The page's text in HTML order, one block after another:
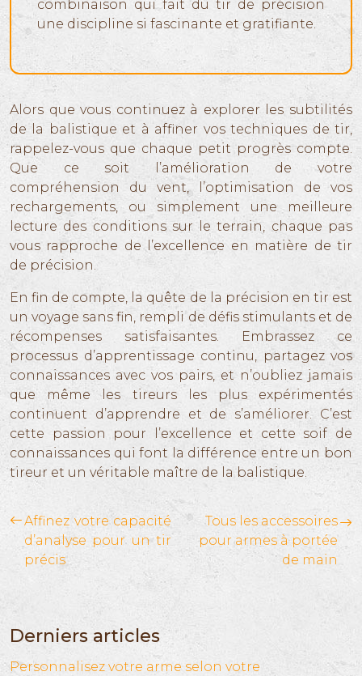
combinaison qui fait du tir de précision
une discipline si fascinante et gratifiante.
Alors que vous continuez à explorer les subtilités
de la balistique et à affiner vos techniques de tir,
rappelez-vous que chaque petit progrès compte.
Que ce soit l’amélioration de votre
compréhension du vent, l’optimisation de vos
rechargements, ou simplement une meilleure
lecture des conditions sur le terrain, chaque pas
vous rapproche de l’excellence en matière de tir
de précision.
En fin de compte, la quête de la précision en tir est
un voyage sans fin, rempli de défis stimulants et de
récompenses satisfaisantes. Embrassez ce
processus d’apprentissage continu, partagez vos
connaissances avec vos pairs, et n’oubliez jamais
que même les tireurs les plus expérimentés
continuent d’apprendre et de s’améliorer. C’est
cette passion pour l’excellence et cette soif de
connaissances qui font la différence entre un bon
tireur et un véritable maître de la balistique.
Affinez votre capacité
d’analyse pour un tir
précis
Tous les accessoires
pour armes à portée
de main
Derniers articles
Personnalisez votre arme selon votre